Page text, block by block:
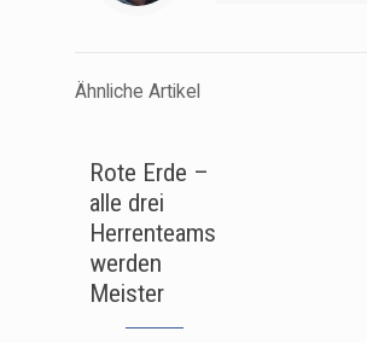
Ähnliche Artikel
Rote Erde –
alle drei
Herrenteams
werden
Meister